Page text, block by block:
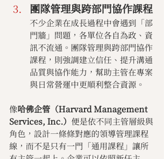
團隊管理與跨部門協作課程
不少企業在成長過程中會遇到「部
門牆」問題，各單位各自為政、資
訊不流通。團隊管理與跨部門協作
課程，則強調建立信任、提升溝通
品質與協作能力，幫助主管在專案
與日常營運中更順利整合資源。
像哈佛企管（Harvard Management
Services, Inc.） 便是依不同主管層級與
角色，設計一條條對應的領導管理課程
線，而不是只有一門「通用課程」讓所